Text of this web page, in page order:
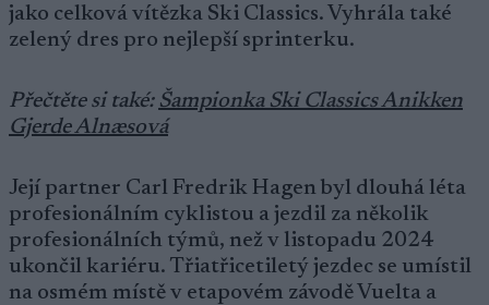
jako celková vítězka Ski Classics. Vyhrála také
zelený dres pro nejlepší sprinterku.
Přečtěte si také: Šampionka Ski Classics Anikken
Gjerde Alnæsová
Její partner Carl Fredrik Hagen byl dlouhá léta
profesionálním cyklistou a jezdil za několik
profesionálních týmů, než v listopadu 2024
ukončil kariéru. Třiatřicetiletý jezdec se umístil
na osmém místě v etapovém závodě Vuelta a